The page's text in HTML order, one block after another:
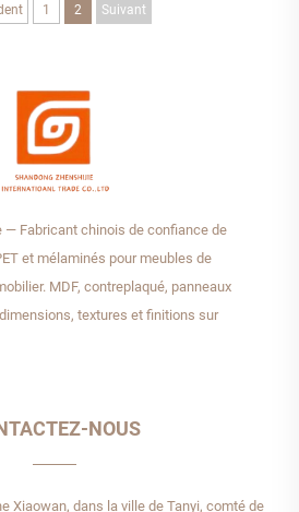
1 2 Suivant
— Fabricant chinois de confiance de
et mélaminés pour meubles de
MDF, contreplaqué, panneaux
textures et finitions sur
NOUS
Xiaowan, dans la ville de Tanyi, comté de